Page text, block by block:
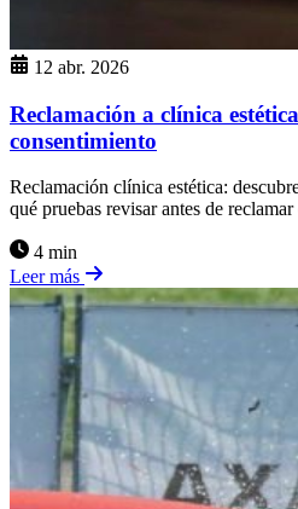
12 abr. 2026
Reclamación a clínica
consentimiento
Reclamación clínica estética:
qué pruebas revisar antes de
4 min
Leer más